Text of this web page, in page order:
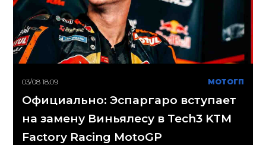
03/08 18:09 МОТОГП
Официально: Эспаргаро вступает
на замену Виньялесу в Tech3 KTM
Factory Racing MotoGP